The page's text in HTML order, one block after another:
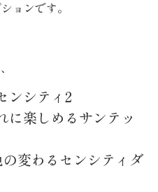
ョンです。
ンシティ2
に楽しめるサンテッ
変わるセンシティダ